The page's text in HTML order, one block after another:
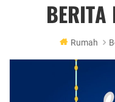
BERITA
Rumah